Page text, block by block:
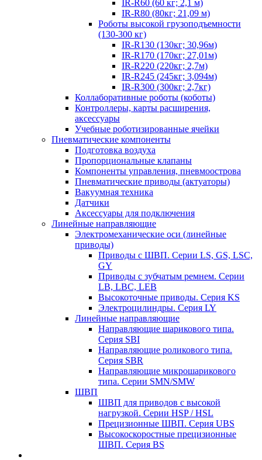
IR-R60 (60 кг; 2,1 м)
IR-R80 (80кг; 21,09 м)
Роботы высокой грузоподъемности
(130-300 кг)
IR-R130 (130кг; 30,96м)
IR-R170 (170кг; 27,01м)
IR-R220 (220кг; 2,7м)
IR-R245 (245кг; 3,094м)
IR-R300 (300кг; 2,7кг)
Коллаборативные роботы (коботы)
Контроллеры, карты расширения,
аксессуары
Учебные роботизированные ячейки
Пневматические компоненты
Подготовка воздуха
Пропорциональные клапаны
Компоненты управления, пневмоострова
Пневматические приводы (актуаторы)
Вакуумная техника
Датчики
Аксессуары для подключения
Линейные направляющие
Электромеханические оси (линейные
приводы)
Приводы с ШВП. Серии LS, GS, LSC,
GY
Приводы с зубчатым ремнем. Серии
LB, LBC, LEB
Высокоточные приводы. Серия KS
Электроцилиндры. Серия LY
Линейные направляющие
Направляющие шарикового типа.
Серия SBI
Направляющие роликового типа.
Серия SBR
Направляющие микрошарикового
типа. Серии SMN/SMW
ШВП
ШВП для приводов с высокой
нагрузкой. Серии HSP / HSL
Прецизионные ШВП. Серия UBS
Высокоскоростные прецизионные
ШВП. Серия BS